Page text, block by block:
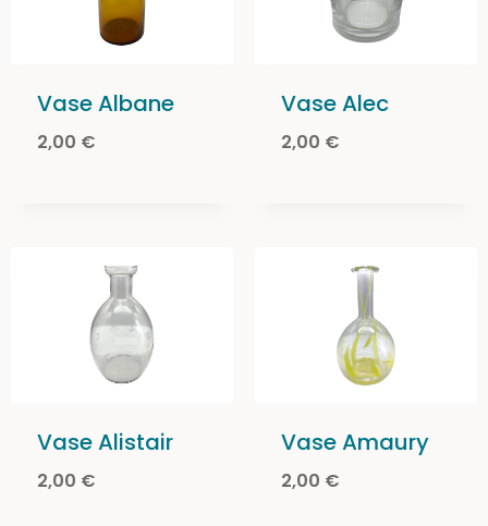
Vase Albane
2,00 €
Vase Alec
2,00 €
Vase Alistair
2,00 €
Vase Amaury
2,00 €